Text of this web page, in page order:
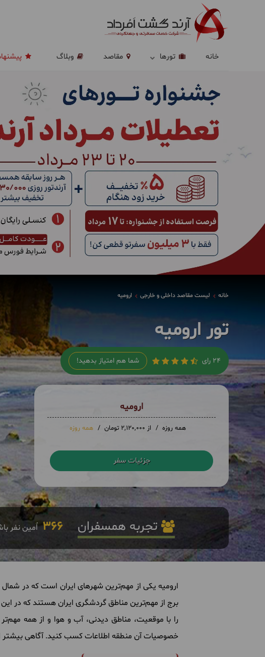
خانه تورها مقاصد وبلاگ
خانه لیست مقاصد داخلی و خارجی ارومیه
تور ارومیه
24 رای شما هم امتیاز بدهید!
ارومیه
همه روزه از 2,120,000 تومان همه روزه
جزئیات سفر
تجربه همسفران 366 اٌمین نفر
ارومیه یکی از مهمترین شهرهای ایران استکه در شمال
برج از مهمترین مناطقگردشگری ایرانهستندکه در این
را با موقعیت، مناطق دیدنی، آب و هوا و از همه مهمتر
خصوصیاتآن منطقه اطلاعاتکسبکنید.آگاهیبیشتر